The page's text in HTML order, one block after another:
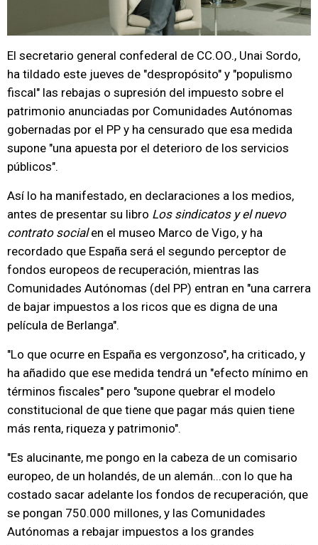
El secretario general confederal de CC.OO., Unai Sordo,
ha tildado este jueves de "despropósito" y "populismo
fiscal" las rebajas o supresión del impuesto sobre el
patrimonio anunciadas por Comunidades Autónomas
gobernadas por el PP y ha censurado que esa medida
supone "una apuesta por el deterioro de los servicios
públicos".
Así lo ha manifestado, en declaraciones a los medios,
antes de presentar su libro Los sindicatos y el nuevo
contrato socialen el museo Marco de Vigo, y ha
recordado que España será el segundo perceptor de
fondos europeos de recuperación, mientras las
Comunidades Autónomas (del PP) entran en "una carrera
de bajar impuestos a los ricos que es digna de una
película de Berlanga".
"Lo que ocurre en España es vergonzoso", ha criticado, y
ha añadido que ese medida tendrá un "efecto mínimo en
términos fiscales" pero "supone quebrar el modelo
constitucional de que tiene que pagar más quien tiene
más renta, riqueza y patrimonio".
"Es alucinante, me pongo en la cabeza de un comisario
europeo, de un holandés, de un alemán...con lo que ha
costado sacar adelante los fondos de recuperación, que
se pongan 750.000 millones, y las Comunidades
Autónomas a rebajar impuestos a los grandes